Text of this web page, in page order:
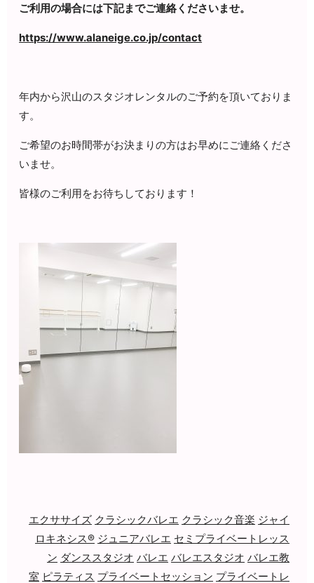
ご利用の場合には下記までご連絡くださいませ。
https://www.alaneige.co.jp/contact
年内から沢山のスタジオレンタルのご予約を頂いておりま
す。
ご希望のお時間帯がお決まりの方はお早めにご連絡くださ
いませ。
皆様のご利用をお待ちしております！
エクササイズ クラシックバレエ クラシック音楽 ジャイ
ロキネシス® ジュニアバレエ セミプライベートレッス
ン ダンススタジオ バレエ バレエスタジオ バレエ教
室 ピラティス プライベートセッション プライベートレ